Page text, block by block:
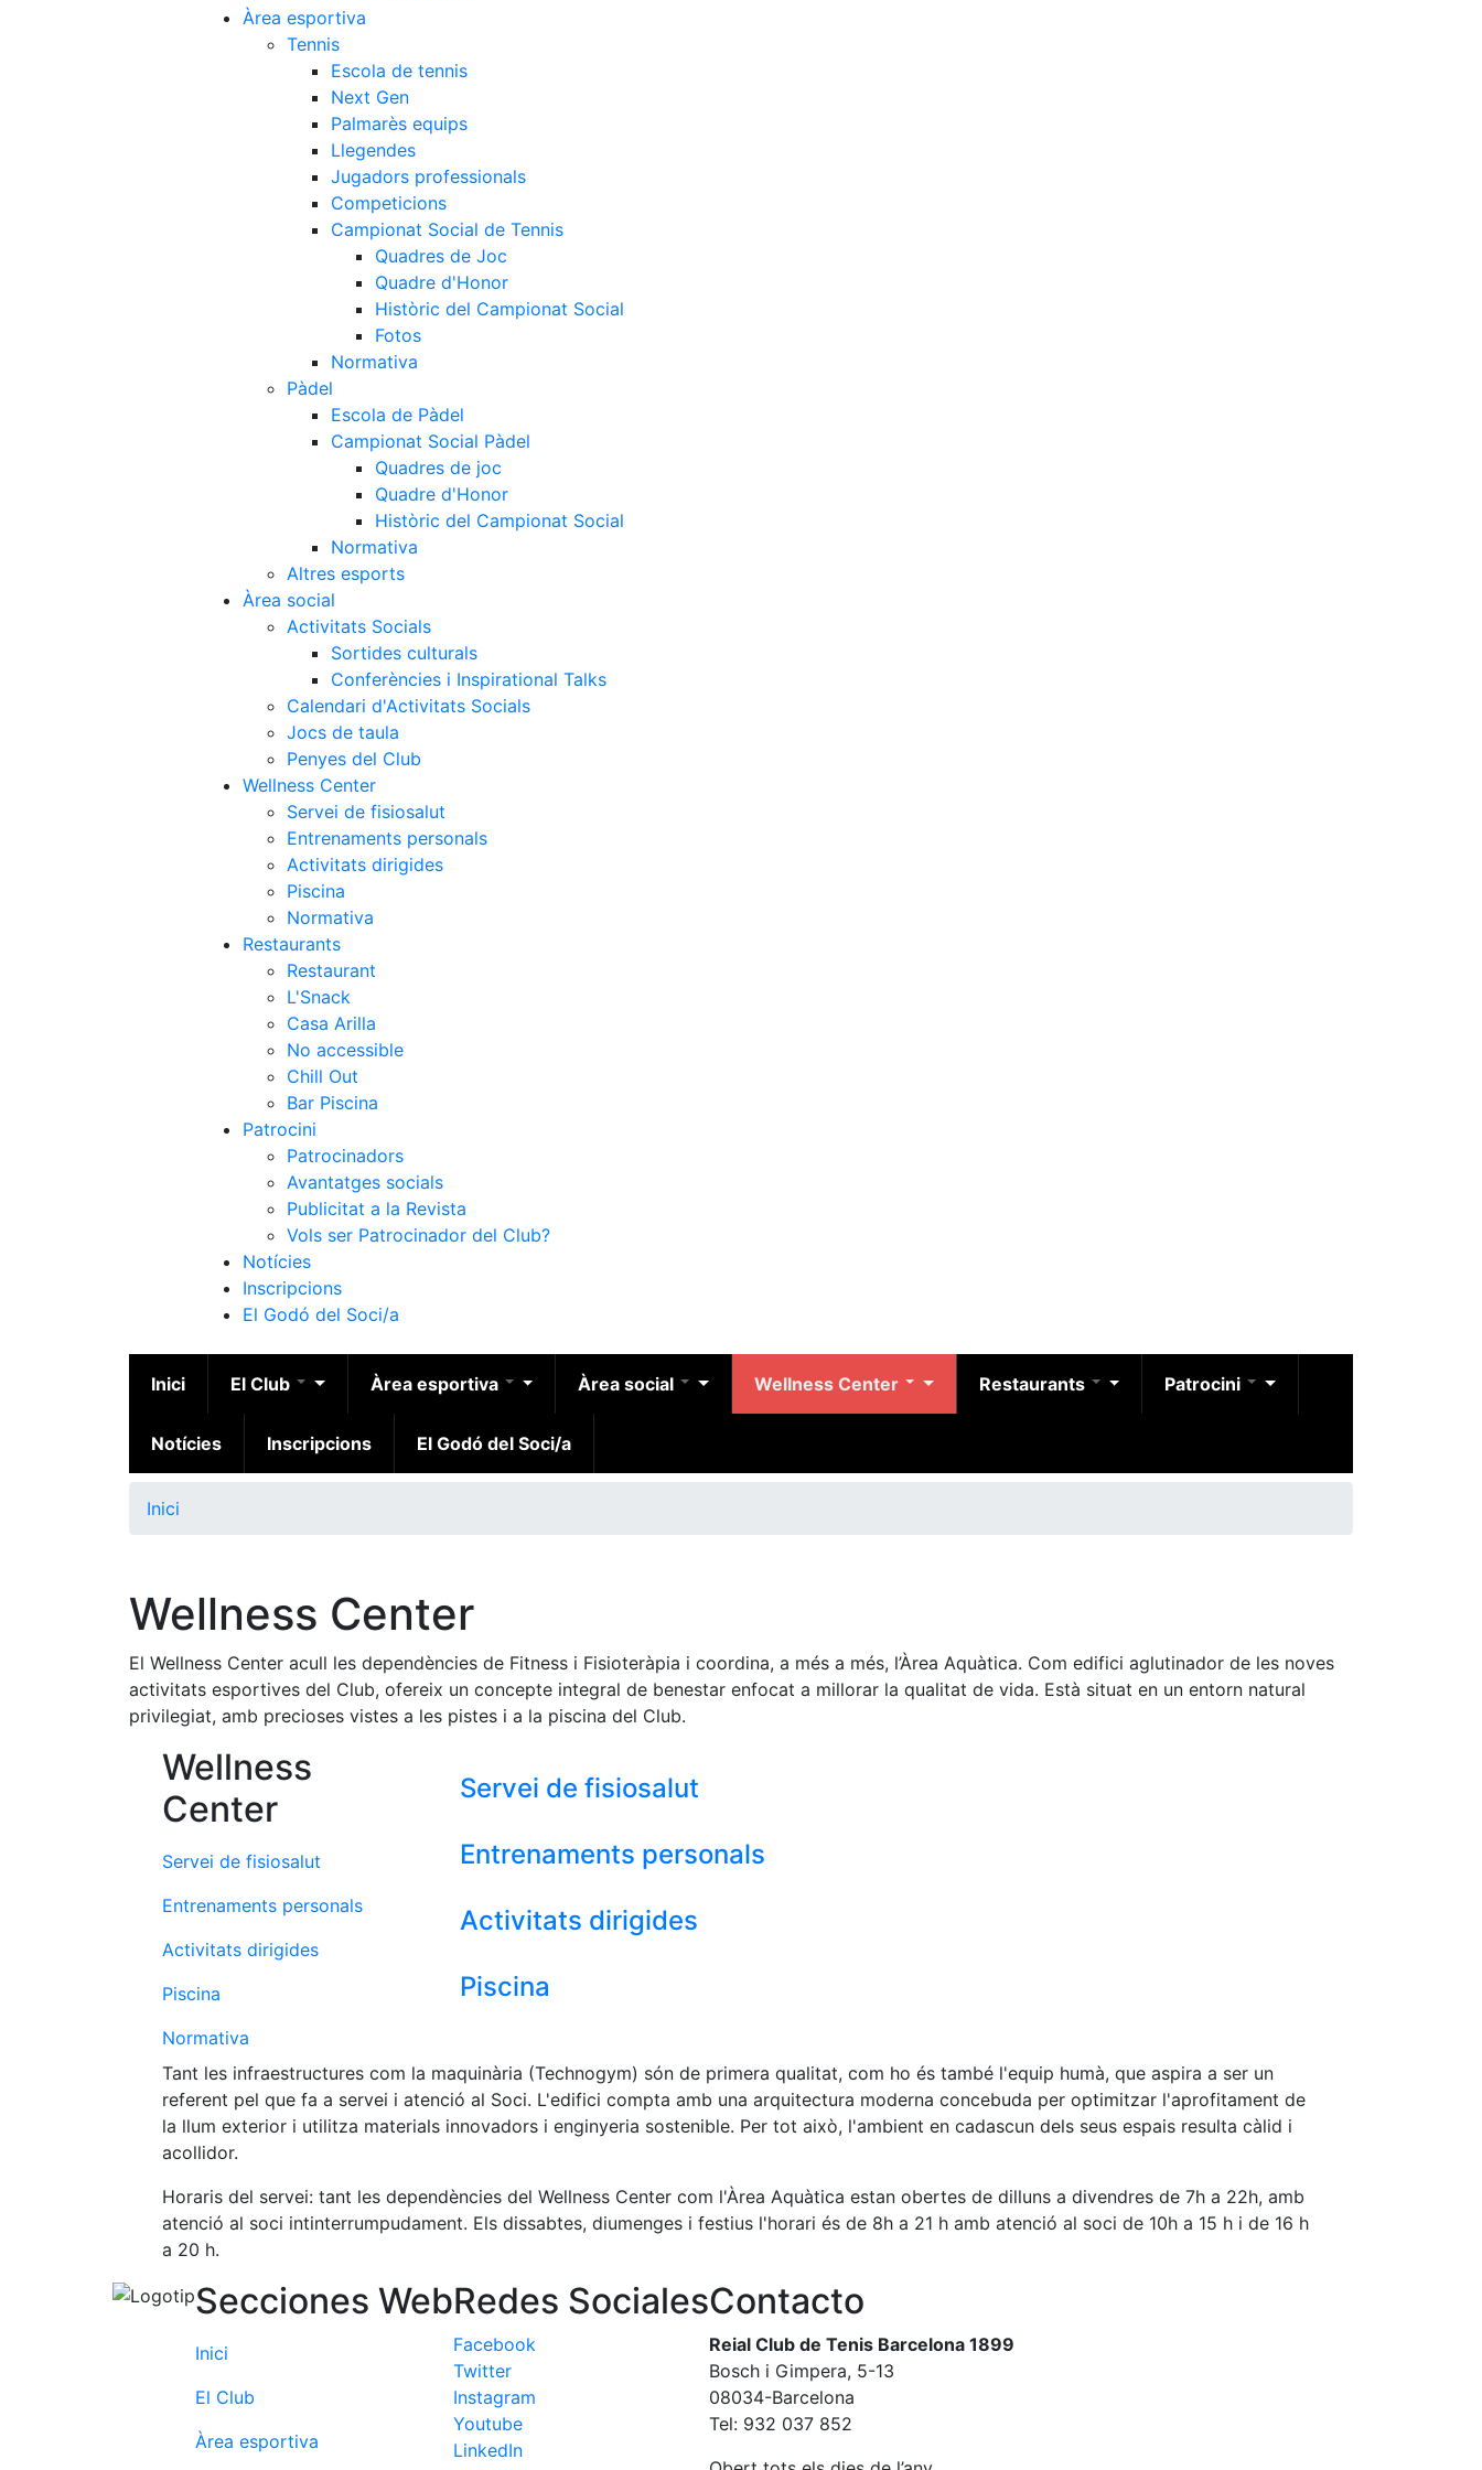
Àrea esportiva
Tennis
Escola de tennis
Next Gen
Palmarès equips
Llegendes
Jugadors professionals
Competicions
Campionat Social de Tennis
Quadres de Joc
Quadre d'Honor
Històric del Campionat Social
Fotos
Normativa
Pàdel
Escola de Pàdel
Campionat Social Pàdel
Quadres de joc
Quadre d'Honor
Històric del Campionat Social
Normativa
Altres esports
Àrea social
Activitats Socials
Sortides culturals
Conferències i Inspirational Talks
Calendari d'Activitats Socials
Jocs de taula
Penyes del Club
Wellness Center
Servei de fisiosalut
Entrenaments personals
Activitats dirigides
Piscina
Normativa
Restaurants
Restaurant
L'Snack
Casa Arilla
No accessible
Chill Out
Bar Piscina
Patrocini
Patrocinadors
Avantatges socials
Publicitat a la Revista
Vols ser Patrocinador del Club?
Notícies
Inscripcions
El Godó del Soci/a
Inici El Club Àrea esportiva Àrea social Wellness Center Restaurants Patrocini
Notícies Inscripcions El Godó del Soci/a
Inici
Wellness Center
El Wellness Center acull les dependències de Fitness i Fisioteràpia i coordina, a més a més, l’Àrea Aquàtica. Com edifici aglutinador de les noves
activitats esportives del Club, ofereix un concepte integral de benestar enfocat a millorar la qualitat de vida. Està situat en un entorn natural
privilegiat, amb precioses vistes a les pistes i a la piscina del Club.
Wellness
Center
Servei de fisiosalut
Entrenaments personals
Activitats dirigides
Piscina
Normativa
Servei de fisiosalut
Entrenaments personals
Activitats dirigides
Piscina
Tant les infraestructures com la maquinària (Technogym) són de primera qualitat, com ho és també l'equip humà, que aspira a ser un
referent pel que fa a servei i atenció al Soci. L'edifici compta amb una arquitectura moderna concebuda per optimitzar l'aprofitament de
la llum exterior i utilitza materials innovadors i enginyeria sostenible. Per tot això, l'ambient en cadascun dels seus espais resulta càlid i
acollidor.
Horaris del servei: tant les dependències del Wellness Center com l'Àrea Aquàtica estan obertes de dilluns a divendres de 7h a 22h, amb
atenció al soci intinterrumpudament. Els dissabtes, diumenges i festius l'horari és de 8h a 21 h amb atenció al soci de 10h a 15 h i de 16 h
a 20 h.
Secciones Web
Inici
El Club
Àrea esportiva
Redes Sociales
Facebook
Twitter
Instagram
Youtube
LinkedIn
Contacto
Reial Club de Tenis Barcelona 1899
Bosch i Gimpera, 5-13
08034-Barcelona
Tel: 932 037 852